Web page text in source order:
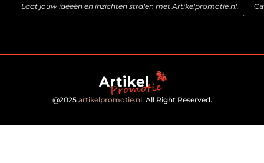
Laat jouw ideeën en inzichten stralen met Artikelpromotie.nl.
@2025 artikelpromotie.nl. All Right Reserved.